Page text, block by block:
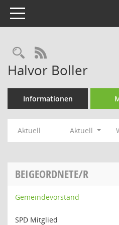
Toggle navigation
RSS-Feed
Halvor Boller
Informationen
Aktuell Aktuell
BEIGEORDNETE/R
Gemeindevorstand
SPD Mitglied